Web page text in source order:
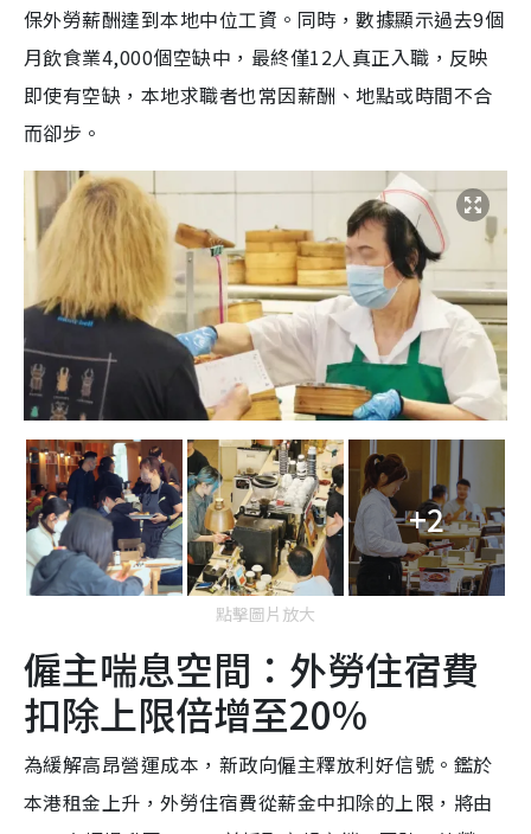
保外勞薪酬達到本地中位工資。同時，數據顯示過去9個
月飲食業4,000個空缺中，最終僅12人真正入職，反映
即使有空缺，本地求職者也常因薪酬、地點或時間不合
而卻步。
+2
點擊圖片放大
僱主喘息空間：外勞住宿費
扣除上限倍增至20%
為緩解高昂營運成本，新政向僱主釋放利好信號。鑑於
本港租金上升，外勞住宿費從薪金中扣除的上限，將由